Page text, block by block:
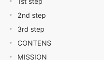
2nd step
3rd step
CONTENS
MISSION